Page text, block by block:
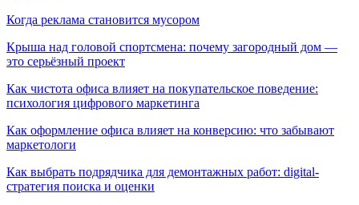
Когда реклама становится мусором
Крыша над головой спортсмена: почему загородный дом —
это серьёзный проект
Как чистота офиса влияет на покупательское поведение:
психология цифрового маркетинга
Как оформление офиса влияет на конверсию: что забывают
маркетологи
Как выбрать подрядчика для демонтажных работ: digital-
стратегия поиска и оценки